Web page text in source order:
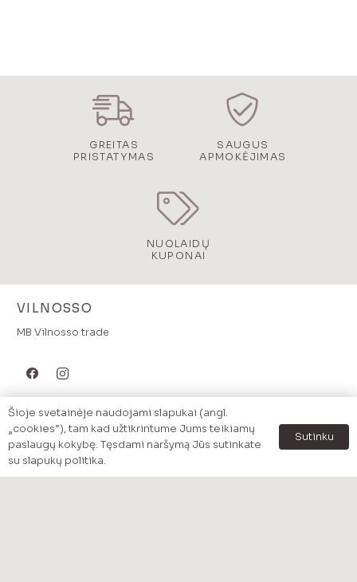
GREITAS
PRISTATYMAS
SAUGUS
APMOKĖJIMAS
NUOLAIDŲ
KUPONAI
VILNOSSO
MB Vilnosso trade
MENU
Pradzia
Katalogas
Šioje svetainėje naudojami slapukai (angl.
„cookies“), tam kad užtikrintume Jums teikiamų
paslaugų kokybę. Tęsdami naršymą Jūs sutinkate
su slapukų politika.
Sutinku